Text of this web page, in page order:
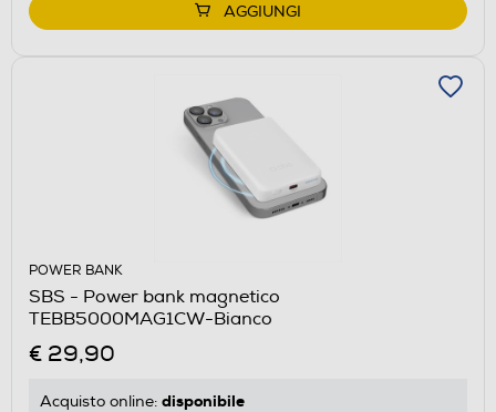
AGGIUNGI
POWER BANK
SBS - Power bank magnetico
TEBB5000MAG1CW-Bianco
€ 29,90
Acquisto online: disponibile